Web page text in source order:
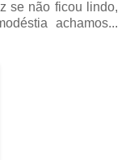
se não ficou lindo,
achamos...